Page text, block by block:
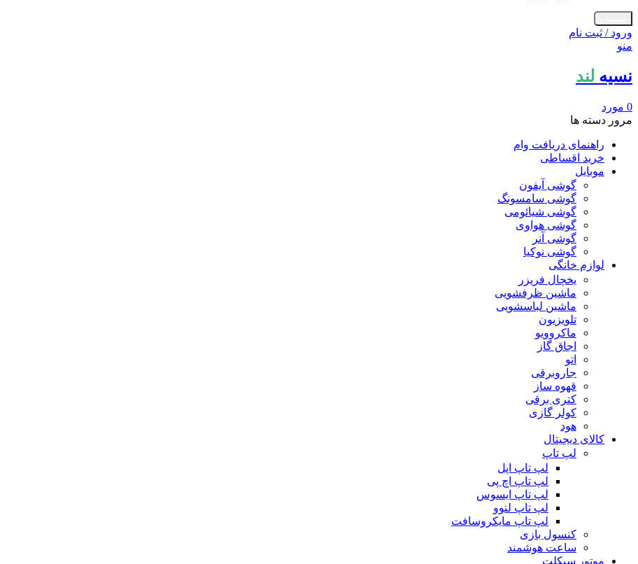
ورود / ثبت نام
منو
نسیه لند
0 مورد
مرور دسته ها
راهنمای دریافت وام
خرید اقساطی
موبایل
گوشی آیفون
گوشی سامسونگ
گوشی شیائومی
گوشی هواوی
گوشی آنر
گوشی نوکیا
لوازم خانگی
یخچال فریزر
ماشین ظرفشویی
ماشین لباسشویی
تلویزیون
ماکروویو
اجاق گاز
اتو
جاروبرقی
قهوه ساز
کتری برقی
کولر گازی
هود
کالای دیجیتال
لپ تاپ
لپ تاپ اپل
لپ تاپ اچ پی
لپ تاپ ایسوس
لپ تاپ لنوو
لپ تاپ مایکروسافت
کنسول بازی
ساعت هوشمند
موتور سیکلت